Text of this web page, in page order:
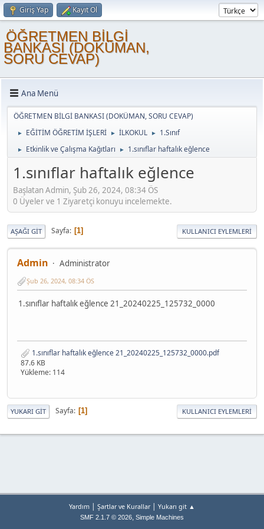
Giriş Yap Kayıt Ol
ÖĞRETMEN BİLGİ
BANKASI (DOKÜMAN,
SORU CEVAP)
Ana Menü
ÖĞRETMEN BİLGİ BANKASI (DOKÜMAN, SORU CEVAP)
► EĞİTİM ÖĞRETİM İŞLERİ ► İLKOKUL ► 1.Sınıf
► Etkinlik ve Çalışma Kağıtları ► 1.sınıflar haftalık eğlence
1.sınıflar haftalık eğlence
Başlatan Admin, Şub 26, 2024, 08:34 ÖS
0 Üyeler ve 1 Ziyaretçi konuyu incelemekte.
AŞAĞI GIT Sayfa 1 KULLANICI EYLEMLERI
Admin Administrator
Şub 26, 2024, 08:34 ÖS
1.sınıflar haftalık eğlence 21_20240225_125732_0000
1.sınıflar haftalık eğlence 21_20240225_125732_0000.pdf
87.6 KB
Yükleme: 114
YUKARI GIT Sayfa 1 KULLANICI EYLEMLERI
Yardım | Şartlar ve Kurallar| Yukarı git ▲
SMF 2.1.7 © 2026, Simple Machines